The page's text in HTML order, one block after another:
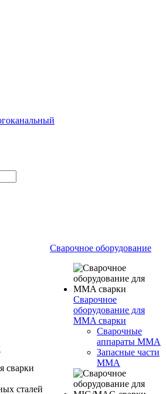
Сварочное оборудование
Сварочное
оборудование для
MMA сварки
Сварочные
аппараты MMA
Запасные части
MMA